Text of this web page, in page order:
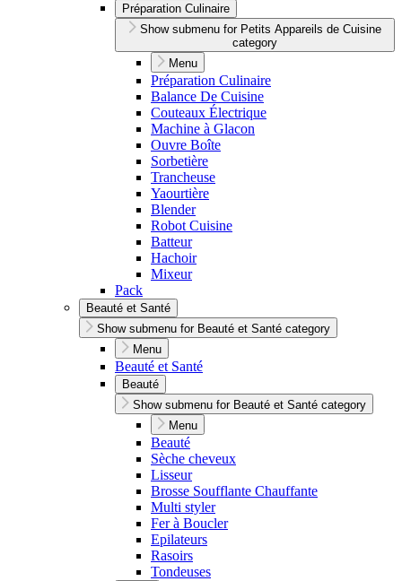
Préparation Culinaire
Show submenu for Petits Appareils de Cuisine
category
Menu
Préparation Culinaire
Balance De Cuisine
Couteaux Électrique
Machine à Glacon
Ouvre Boîte
Sorbetière
Trancheuse
Yaourtière
Blender
Robot Cuisine
Batteur
Hachoir
Mixeur
Pack
Beauté et Santé
Show submenu for Beauté et Santé category
Menu
Beauté et Santé
Beauté
Show submenu for Beauté et Santé category
Menu
Beauté
Sèche cheveux
Lisseur
Brosse Soufflante Chauffante
Multi styler
Fer à Boucler
Epilateurs
Rasoirs
Tondeuses